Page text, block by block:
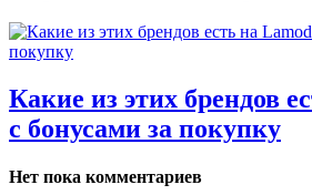
Какие из этих брендов
с бонусами за покупку
Нет пока комментариев